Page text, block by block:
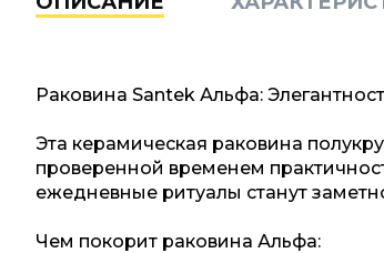
Раковина Santek Альфа:
Эта керамическая раковина
проверенной временем
ежедневные ритуалы станут
Чем покорит раковина Альфа: